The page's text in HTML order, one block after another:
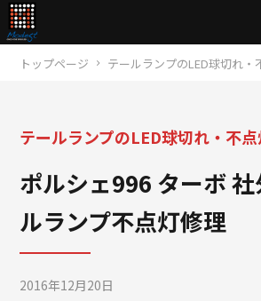
トップページ テールランプのLED球切れ・
テールランプのLED球切れ・不
ポルシェ996 ターボ
ルランプ不点灯修理
2016年12月20日